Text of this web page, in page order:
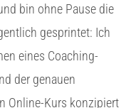
bin ohne Pause die
gesprintet: Ich
eines Coaching-
der genauen
Online-Kurs konzipiert